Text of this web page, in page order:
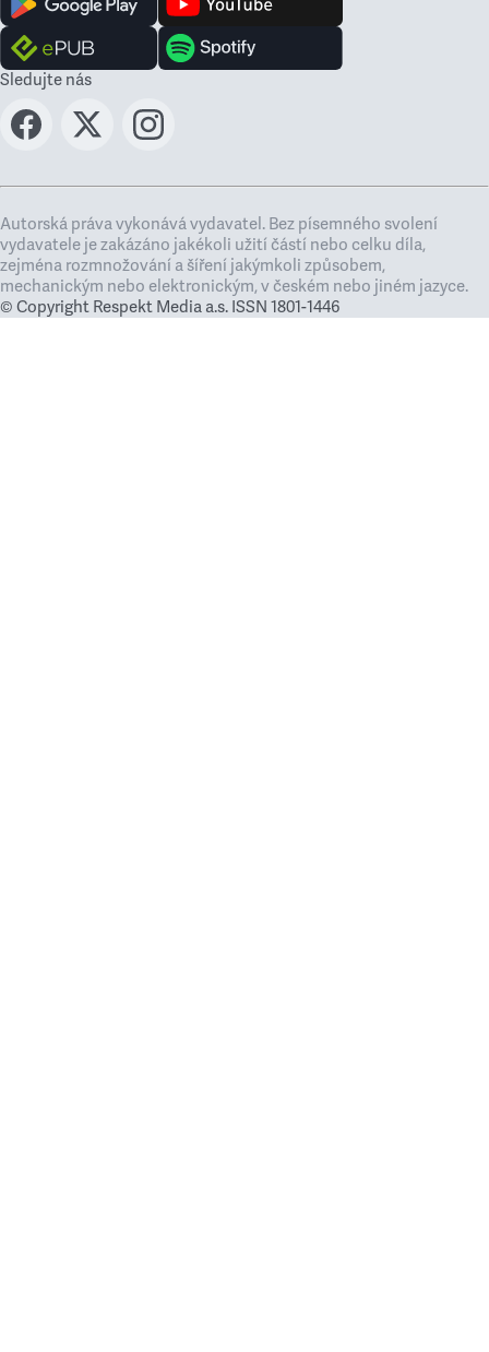
Sledujte nás
Autorská práva vykonává vydavatel. Bez písemného svolení
vydavatele je zakázáno jakékoli užití částí nebo celku díla,
zejména rozmnožování a šíření jakýmkoli způsobem,
mechanickým nebo elektronickým, v českém nebo jiném jazyce.
© Copyright Respekt Media a.s. ISSN 1801-1446